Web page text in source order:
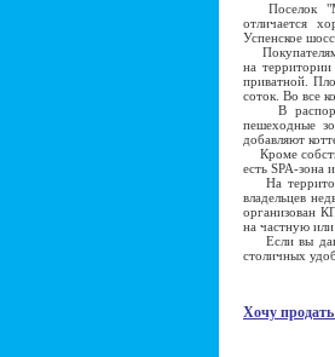
Поселок
отличается
Успенское
Покупателям
на
приватной.
соток. Во все
В
пешеходные
добавляют
Кроме
есть SPA-зона
На
владельцев
организован
на частную
Если вы
столичных
Хочу